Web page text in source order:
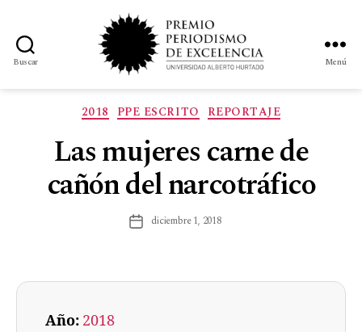
Buscar Menú
2018 PPE ESCRITO REPORTAJE
Las mujeres carne de
cañón del narcotráfico
diciembre 1, 2018
Año: 2018